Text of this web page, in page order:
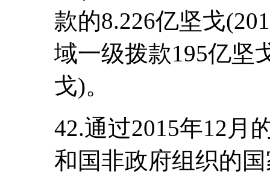
款的8.226亿坚戈
域一级拨款195亿
戈)。
42.通过2015年12月
和国非政府组织的